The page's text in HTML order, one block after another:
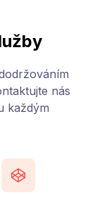
nás
každým